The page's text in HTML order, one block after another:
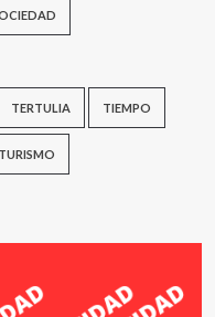
TERTULIA TIEMPO
TURISMO